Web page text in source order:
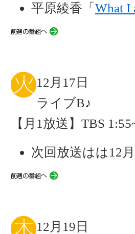
平原綾香「 What I
12月17日
ライブB♪
【月1放送】TBS
次回放送はは12月
12月19日